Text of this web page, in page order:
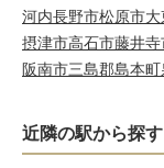
河内長野市松原市
摂津市高石市藤井寺
阪南市三島郡島本町
近隣の駅から探す